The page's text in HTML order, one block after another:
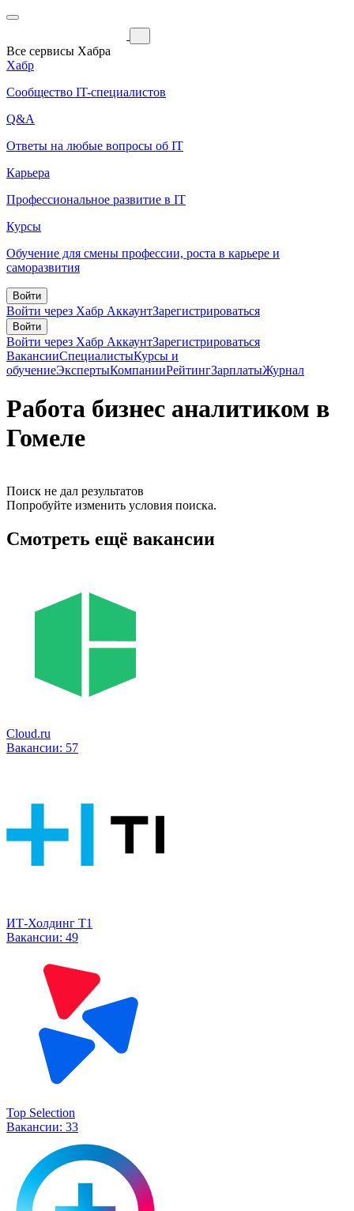
Все сервисы Хабра
Хабр
Сообщество IT-специалистов
Q&A
Ответы на любые вопросы об IT
Карьера
Профессиональное развитие в IT
Курсы
Обучение для смены профессии, роста в карьере и
саморазвития
Войти
Войти через Хабр АккаунтЗарегистрироваться
Войти
Войти через Хабр АккаунтЗарегистрироваться
ВакансииСпециалистыКурсы и
обучениеЭкспертыКомпанииРейтингЗарплатыЖурнал
Работа бизнес аналитиком в
Гомеле
Поиск не дал результатов
Попробуйте изменить условия поиска.
Смотреть ещё вакансии
Cloud.ru
Вакансии: 57
ИТ-Холдинг Т1
Вакансии: 49
Top Selection
Вакансии: 33